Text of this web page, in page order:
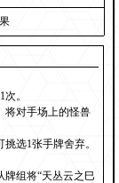
。
对手场上的怪兽
选1张手牌舍弃。
组将“天丛云之巳